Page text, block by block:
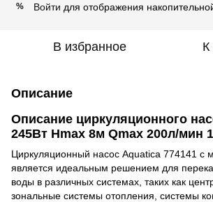
% Войти для отображения
В избранное К
Описание
Описание циркуляционного
245Вт Hmax 8м Qmax 200л/мин
Циркуляционный насос Aquatica 774141 с
является идеальным решением для
воды в различных системах, таких как
зональные системы отопления, системы